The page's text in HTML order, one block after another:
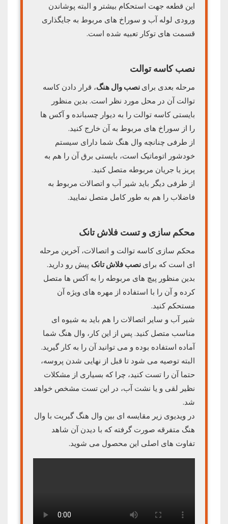
این قطعه جهت استحکام بیشتر و البته پوشاندن
ورودی لوله آب و سوراخ های مربوط به جایگذاری
قسمت های توکار تعبیه شده است.
نصب کاسه توالت
مرحله بعدی براینصب وال هنگ، قرار دادن کاسه
توالت آن در محل مورد نظر است. بدین منظور
بایستی کاسه توالت را به دیوار چسبانده و آکس ها
را از سوراخ های مربوط به آن خارج کنید.
از طرفی چنانچه وال هنگ شما دارای سیستم
خودشور اتوماتیک است، بایستی برق آن را هم به
پریز یا جریان مربوطه متصل کنید.
از طرفی دیگر باید شیر آب و اتصالات مربوط به
فاضلاب را هم به طور کامل متصل نمایید.
محکم سازی و تست فلاش تانک
محکم سازی کاسه توالت و اتصالات، آخرین مرحله
ای است که براینصب فلاش تانک پیش رو دارید.
بدین منظور پیچ های مربوطه را به آکس ها متصل
کرده و آن را با استفاده از مهره های ویژه آن
مستحکم کنید.
شیر آب و سایر اتصالات را هم باید به شیوه ای
مناسب متصل کنید. پس از این کار، وال هنگ شما
آماده استفاده بوده و می توانید آن را به کار گیرید.
البته توصیه می شود تا قبل از نهایی شدن پروسه،
حتما آن را تست کنید، چرا که بسیاری از مشکلات
نظیر لقی و یا نشت آب، در این تست مشخص خواهد
شد.
در ویدیوی زیر مقایسه ای بین وال هنگ گبریت با وال
هنگ متفرقه صورت گرفته که با دیدن آن شاهد
تفاوت های اصلی این محصول می شوید.